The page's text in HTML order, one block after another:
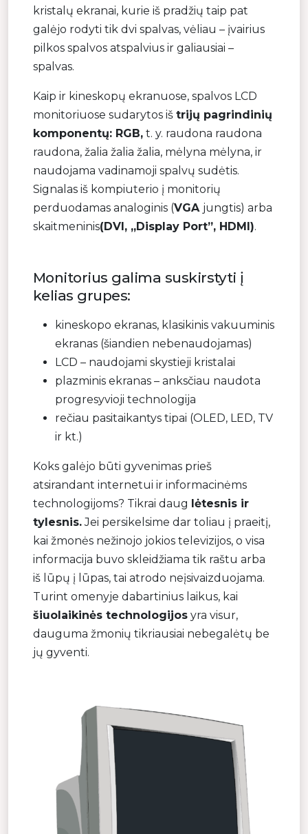
kristalų ekranai, kurie iš pradžių taip pat
galėjo rodyti tik dvi spalvas, vėliau – įvairius
pilkos spalvos atspalvius ir galiausiai –
spalvas.
Kaip ir kineskopų ekranuose, spalvos LCD
monitoriuose sudarytos iš trijų pagrindinių
komponentų: RGB, t. y. raudona raudona
raudona, žalia žalia žalia, mėlyna mėlyna, ir
naudojama vadinamoji spalvų sudėtis.
Signalas iš kompiuterio į monitorių
perduodamas analoginis (VGA jungtis) arba
skaitmeninis(DVI, „Display Port”, HDMI).
Monitorius galima suskirstyti į
kelias grupes:
kineskopo ekranas, klasikinis vakuuminis
ekranas (šiandien nebenaudojamas)
LCD – naudojami skystieji kristalai
plazminis ekranas – anksčiau naudota
progresyvioji technologija
rečiau pasitaikantys tipai (OLED, LED, TV
ir kt.)
Koks galėjo būti gyvenimas prieš
atsirandant internetui ir informacinėms
technologijoms? Tikrai daug lėtesnis ir
tylesnis.Jei persikelsime dar toliau į praeitį,
kai žmonės nežinojo jokios televizijos, o visa
informacija buvo skleidžiama tik raštu arba
iš lūpų į lūpas, tai atrodo neįsivaizduojama.
Turint omenyje dabartinius laikus, kai
šiuolaikinės technologijos yra visur,
dauguma žmonių tikriausiai nebegalėtų be
jų gyventi.